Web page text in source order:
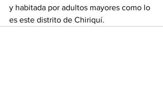
y habitada por adultos mayores como lo
es este distrito de Chiriquí.